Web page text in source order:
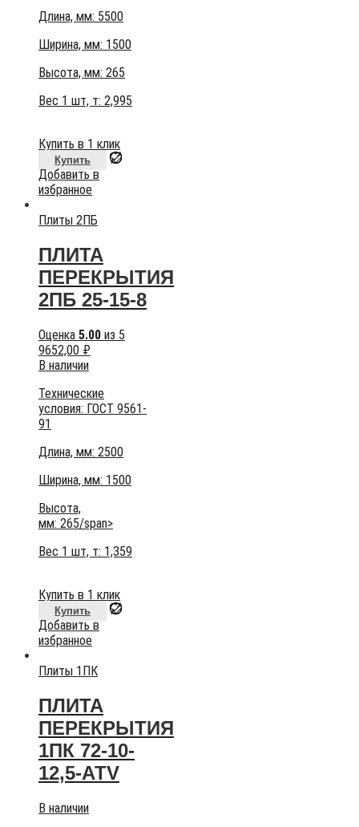
Длина, мм: 5500
Ширина, мм: 1500
Высота, мм: 265
Вес 1 шт, т: 2,995
Купить в 1 клик
Купить
Добавить в
избранное
Плиты 2ПБ
ПЛИТА
ПЕРЕКРЫТИЯ
2ПБ 25-15-8
Оценка 5.00 из 5
9652,00 ₽
В наличии
Технические
условия: ГОСТ 9561-
91
Длина, мм: 2500
Ширина, мм: 1500
Высота,
мм: 265/span>
Вес 1 шт, т: 1,359
Купить в 1 клик
Купить
Добавить в
избранное
Плиты 1ПК
ПЛИТА
ПЕРЕКРЫТИЯ
1ПК 72-10-
12,5-АТV
В наличии